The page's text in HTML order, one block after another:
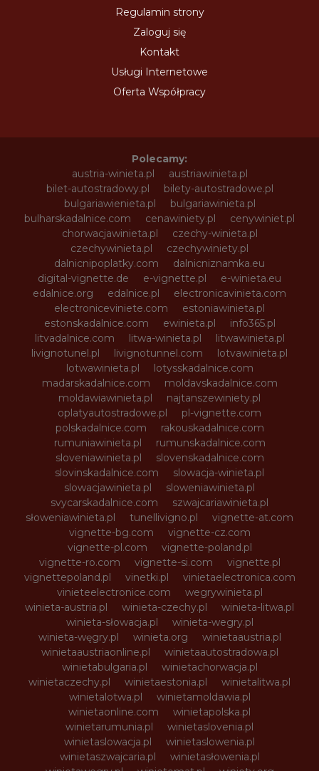
Regulamin strony
Zaloguj się
Kontakt
Usługi Internetowe
Oferta Współpracy
Polecamy:
austria-winieta.pl
austriawinieta.pl
bilet-autostradowy.pl
bilety-autostradowe.pl
bulgariawienieta.pl
bulgariawinieta.pl
bulharskadalnice.com
cenawiniety.pl
cenywiniet.pl
chorwacjawinieta.pl
czechy-winieta.pl
czechywinieta.pl
czechywiniety.pl
dalnicnipoplatky.com
dalnicniznamka.eu
digital-vignette.de
e-vignette.pl
e-winieta.eu
edalnice.org
edalnice.pl
electronicavinieta.com
electroniceviniete.com
estoniawinieta.pl
estonskadalnice.com
ewinieta.pl
info365.pl
litvadalnice.com
litwa-winieta.pl
litwawinieta.pl
livignotunel.pl
livignotunnel.com
lotvawinieta.pl
lotwawinieta.pl
lotysskadalnice.com
madarskadalnice.com
moldavskadalnice.com
moldawiawinieta.pl
najtanszewiniety.pl
oplatyautostradowe.pl
pl-vignette.com
polskadalnice.com
rakouskadalnice.com
rumuniawinieta.pl
rumunskadalnice.com
sloveniawinieta.pl
slovenskadalnice.com
slovinskadalnice.com
slowacja-winieta.pl
slowacjawinieta.pl
sloweniawinieta.pl
svycarskadalnice.com
szwajcariawinieta.pl
słoweniawinieta.pl
tunellivigno.pl
vignette-at.com
vignette-bg.com
vignette-cz.com
vignette-pl.com
vignette-poland.pl
vignette-ro.com
vignette-si.com
vignette.pl
vignettepoland.pl
vinetki.pl
vinietaelectronica.com
vinieteelectronice.com
wegrywinieta.pl
winieta-austria.pl
winieta-czechy.pl
winieta-litwa.pl
winieta-słowacja.pl
winieta-wegry.pl
winieta-węgry.pl
winieta.org
winietaaustria.pl
winietaaustriaonline.pl
winietaautostradowa.pl
winietabulgaria.pl
winietachorwacja.pl
winietaczechy.pl
winietaestonia.pl
winietalitwa.pl
winietalotwa.pl
winietamoldawia.pl
winietaonline.com
winietapolska.pl
winietarumunia.pl
winietaslovenia.pl
winietaslowacja.pl
winietaslowenia.pl
winietaszwajcaria.pl
winietasłowenia.pl